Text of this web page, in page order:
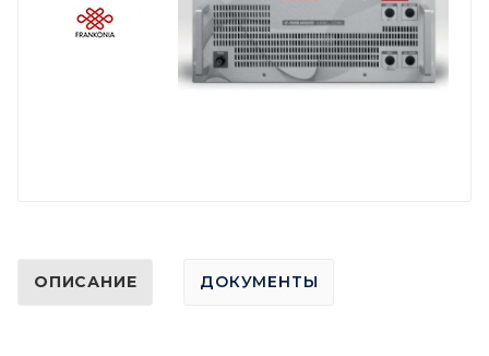
ОПИСАНИЕ ДОКУМЕНТЫ